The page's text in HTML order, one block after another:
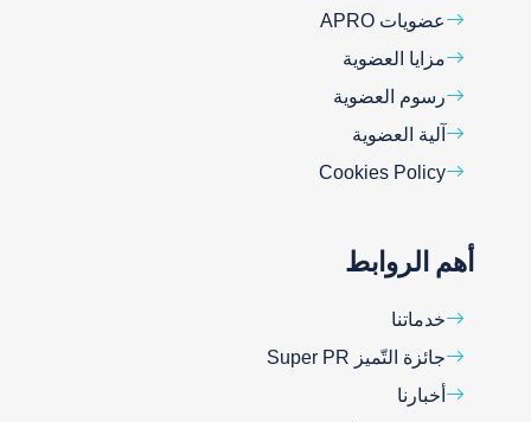
عضويات APRO
مزايا العضوية
رسوم العضوية
آلية العضوية
Cookies Policy
أهم الروابط
خدماتنا
جائزة التّميز Super PR
أخبارنا